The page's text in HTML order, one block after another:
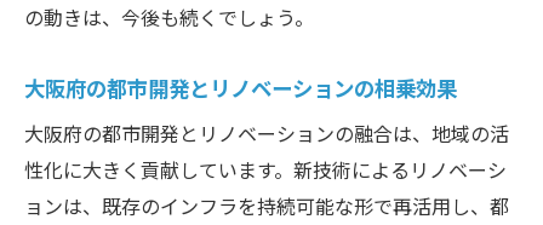
の動きは、今後も続くでしょう。
大阪府の都市開発とリノベーションの相乗効果
大阪府の都市開発とリノベーションの融合は、地域の活
性化に大きく貢献しています。新技術によるリノベーシ
ョンは、既存のインフラを持続可能な形で再活用し、都